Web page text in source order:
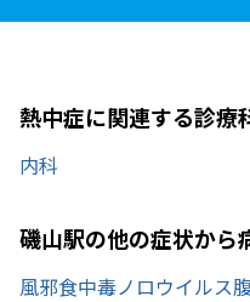
熱中症に関連する診療
内科
磯山駅の他の症状から
風邪食中毒ノロウイルス